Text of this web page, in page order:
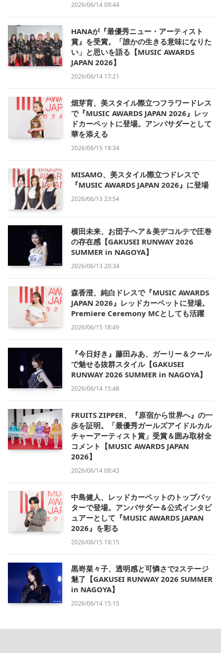
2026/06/14 09:44
HANAが『最優秀ニュー・アーティスト
賞』を受賞。「誰かの生きる意味になりた
い」と思いを語る【MUSIC AWARDS
JAPAN 2026】
2026/06/14 17:21
畑芽育、美スタイル際立つフラワードレス
で『MUSIC AWARDS JAPAN 2026』レッ
ドカーペットに登場。アンバサダーとして
華を添える
2026/06/15 18:34
MISAMO、美スタイル際立つドレスで
『MUSIC AWARDS JAPAN 2026』に登場
2026/06/13 23:54
横田未来、お団子ヘア＆美デコルテで圧巻
の存在感【GAKUSEI RUNWAY 2026
SUMMER in NAGOYA】
2026/06/13 20:34
森香澄、純白ドレスで『MUSIC AWARDS
JAPAN 2026』レッドカーペットに登場。
Premiere Ceremony MCとしても活躍
2026/06/15 18:49
『今日好き』藤田みあ、ガーリー＆クール
で魅せる抜群スタイル【GAKUSEI
RUNWAY 2026 SUMMER in NAGOYA】
2026/06/14 15:48
FRUITS ZIPPER、『原宿から世界へ』の一
歩を証明。「最優秀ガールズアイドルカル
チャーアーティスト賞」受賞＆囲み取材全
コメント【MUSIC AWARDS JAPAN
2026】
2026/06/14 08:43
中島健人、レッドカーペットのトップバッ
ターで登場。アンバサダー＆公式インタビ
ュアーとして『MUSIC AWARDS JAPAN
2026』を彩る
2026/06/15 18:15
黒嵜菜々子、透明感と可憐さで2ステージ
魅了【GAKUSEI RUNWAY 2026 SUMMER
in NAGOYA】
2026/06/14 15:15